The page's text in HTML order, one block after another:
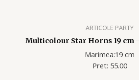
ARTICOLE PARTY
Multicolour Star Horns 19 cm
Marimea:19 cm
Pret: 55.00